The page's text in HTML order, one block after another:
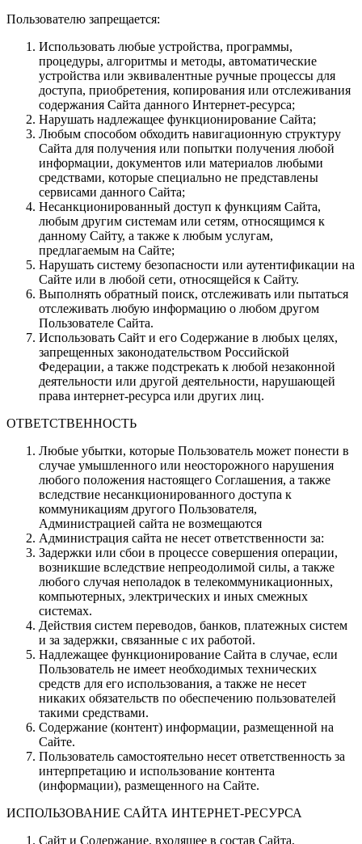
Пользователю запрещается:
Использовать любые устройства, программы,
процедуры, алгоритмы и методы, автоматические
устройства или эквивалентные ручные процессы для
доступа, приобретения, копирования или отслеживания
содержания Сайта данного Интернет-ресурса;
Нарушать надлежащее функционирование Сайта;
Любым способом обходить навигационную структуру
Сайта для получения или попытки получения любой
информации, документов или материалов любыми
средствами, которые специально не представлены
сервисами данного Сайта;
Несанкционированный доступ к функциям Сайта,
любым другим системам или сетям, относящимся к
данному Сайту, а также к любым услугам,
предлагаемым на Сайте;
Нарушать систему безопасности или аутентификации на
Сайте или в любой сети, относящейся к Сайту.
Выполнять обратный поиск, отслеживать или пытаться
отслеживать любую информацию о любом другом
Пользователе Сайта.
Использовать Сайт и его Содержание в любых целях,
запрещенных законодательством Российской
Федерации, а также подстрекать к любой незаконной
деятельности или другой деятельности, нарушающей
права интернет-ресурса или других лиц.
ОТВЕТСТВЕННОСТЬ
Любые убытки, которые Пользователь может понести в
случае умышленного или неосторожного нарушения
любого положения настоящего Соглашения, а также
вследствие несанкционированного доступа к
коммуникациям другого Пользователя,
Администрацией сайта не возмещаются
Администрация сайта не несет ответственности за:
Задержки или сбои в процессе совершения операции,
возникшие вследствие непреодолимой силы, а также
любого случая неполадок в телекоммуникационных,
компьютерных, электрических и иных смежных
системах.
Действия систем переводов, банков, платежных систем
и за задержки, связанные с их работой.
Надлежащее функционирование Сайта в случае, если
Пользователь не имеет необходимых технических
средств для его использования, а также не несет
никаких обязательств по обеспечению пользователей
такими средствами.
Содержание (контент) информации, размещенной на
Сайте.
Пользователь самостоятельно несет ответственность за
интерпретацию и использование контента
(информации), размещенного на Сайте.
ИСПОЛЬЗОВАНИЕ САЙТА ИНТЕРНЕТ-РЕСУРСА
Сайт и Содержание, входящее в состав Сайта,